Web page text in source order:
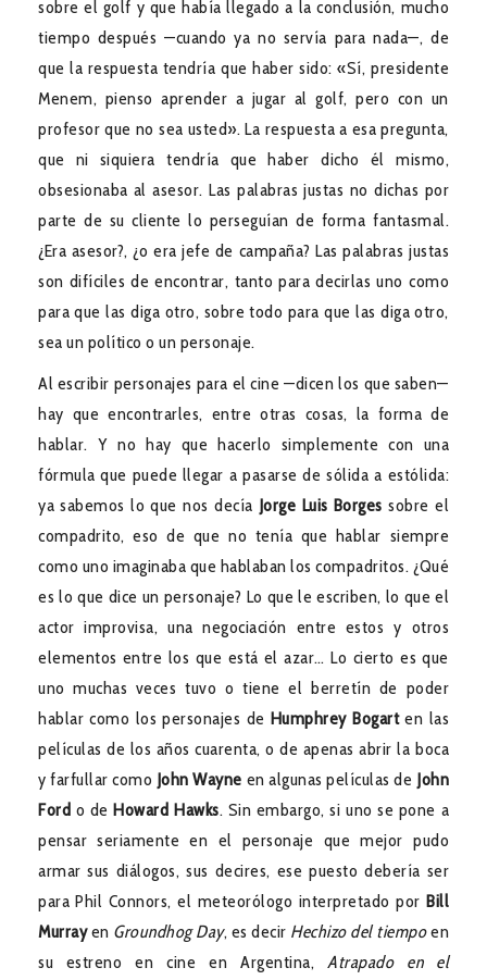
sobre el golf y que había llegado a la conclusión, mucho
tiempo después —cuando ya no servía para nada—, de
que la respuesta tendría que haber sido: «Sí, presidente
Menem, pienso aprender a jugar al golf, pero con un
profesor que no sea usted». La respuesta a esa pregunta,
que ni siquiera tendría que haber dicho él mismo,
obsesionaba al asesor. Las palabras justas no dichas por
parte de su cliente lo perseguían de forma fantasmal.
¿Era asesor?, ¿o era jefe de campaña? Las palabras justas
son difíciles de encontrar, tanto para decirlas uno como
para que las diga otro, sobre todo para que las diga otro,
sea un político o un personaje.
Al escribir personajes para el cine —dicen los que saben—
hay que encontrarles, entre otras cosas, la forma de
hablar. Y no hay que hacerlo simplemente con una
fórmula que puede llegar a pasarse de sólida a estólida:
ya sabemos lo que nos decía Jorge Luis Borges sobre el
compadrito, eso de que no tenía que hablar siempre
como uno imaginaba que hablaban los compadritos. ¿Qué
es lo que dice un personaje? Lo que le escriben, lo que el
actor improvisa, una negociación entre estos y otros
elementos entre los que está el azar… Lo cierto es que
uno muchas veces tuvo o tiene el berretín de poder
hablar como los personajes de Humphrey Bogarten las
películas de los años cuarenta, o de apenas abrir la boca
y farfullar como John Wayne en algunas películas de John
Ford o deHoward Hawks. Sin embargo, si uno se pone a
pensar seriamente en el personaje que mejor pudo
armar sus diálogos, sus decires, ese puesto debería ser
para Phil Connors, el meteorólogo interpretado por Bill
Murrayen Groundhog Day, es decir Hechizo del tiempoen
su estreno en cine en Argentina, Atrapado en el